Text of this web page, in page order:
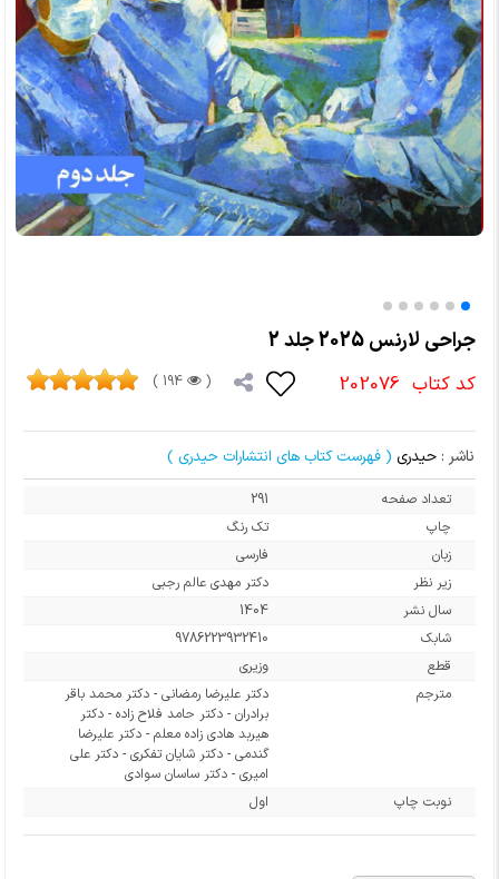
جراحی لارنس 2025 جلد 2
کد کتاب 202076
(
194 )
ناشر : حیدری ( فهرست کتاب های انتشارات حیدری )
تعداد صفحه
291
چاپ
تک رنگ
زبان
فارسی
زیر نظر
دکتر مهدی عالم رجبی
سال نشر
1404
شابک
9786223932410
قطع
وزیری
مترجم
دکتر علیرضا رمضانی - دکتر محمد باقر
برادران - دکتر حامد فلاح زاده - دکتر
هیربد هادی زاده معلم - دکتر علیرضا
گندمی - دکتر شایان تفکری - دکتر علی
امیری - دکتر ساسان سوادی
نوبت چاپ
اول